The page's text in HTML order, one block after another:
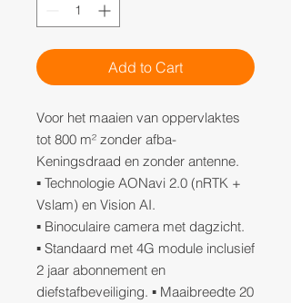
Add to Cart
Voor het maaien van oppervlaktes
tot 800 m² zonder afba-
Keningsdraad en zonder antenne.
▪ Technologie AONavi 2.0 (nRTK +
Vslam) en Vision AI.
▪ Binoculaire camera met dagzicht.
▪ Standaard met 4G module inclusief
2 jaar abonnement en
diefstafbeveiliging. ▪ Maaibreedte 20